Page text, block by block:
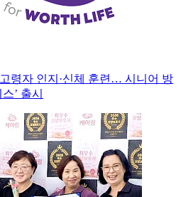
령자 인지·신체 훈련… 시니어 방
’ 출시